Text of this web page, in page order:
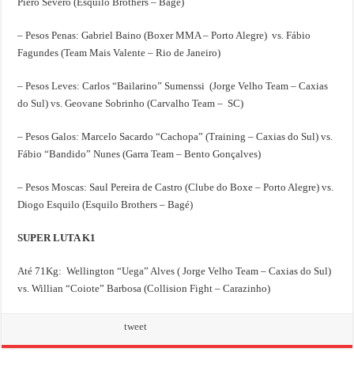
– Pesos Penas: Gabriel Baino (Boxer MMA – Porto Alegre) vs. Fábio
Fagundes (Team Mais Valente – Rio de Janeiro)
– Pesos Leves: Carlos “Bailarino” Sumenssi (Jorge Velho Team – Caxias
do Sul) vs. Geovane Sobrinho (Carvalho Team – SC)
– Pesos Galos: Marcelo Sacardo “Cachopa” (Training – Caxias do Sul) vs.
Fábio “Bandido” Nunes (Garra Team – Bento Gonçalves)
– Pesos Moscas: Saul Pereira de Castro (Clube do Boxe – Porto Alegre) vs.
Diogo Esquilo (Esquilo Brothers – Bagé)
SUPER LUTA K1
Até 71Kg: Wellington “Uega” Alves ( Jorge Velho Team – Caxias do Sul)
vs. Willian “Coiote” Barbosa (Collision Fight – Carazinho)
tweet